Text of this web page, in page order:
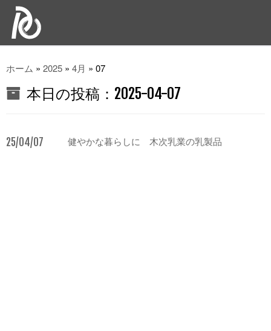
ホーム » 2025 » 4月 » 07
本日の投稿： 2025-04-07
25/04/07 健やかな暮らしに 木次乳業の乳製品